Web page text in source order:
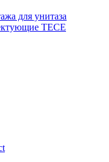
для унитаза
TECE